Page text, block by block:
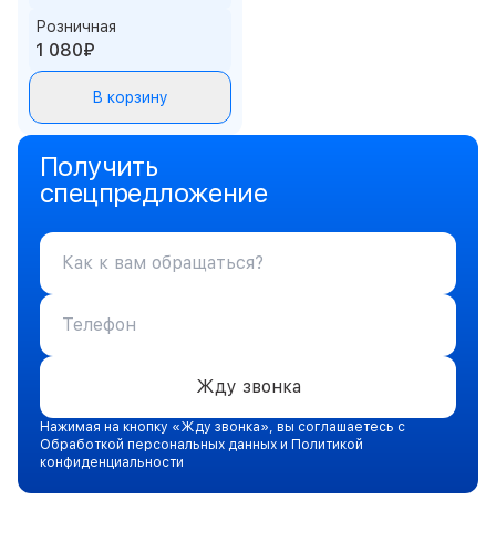
Розничная
1 080₽
В корзину
Получить
спецпредложение
Жду звонка
Нажимая на кнопку «Жду звонка», вы соглашаетесь с
Обработкой персональных данных и Политикой
конфиденциальности